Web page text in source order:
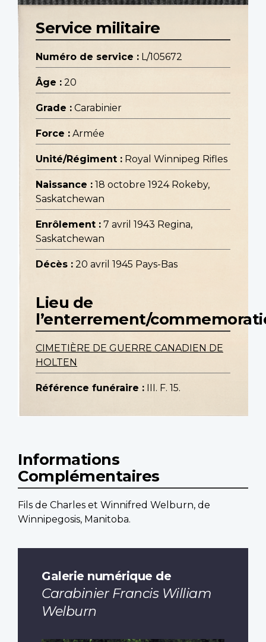
Service militaire
Numéro de service : L/105672
Âge : 20
Grade : Carabinier
Force : Armée
Unité/Régiment : Royal Winnipeg Rifles
Naissance : 18 octobre 1924 Rokeby,
Saskatchewan
Enrôlement : 7 avril 1943 Regina,
Saskatchewan
Décès : 20 avril 1945 Pays-Bas
Lieu de
l’enterrement/
CIMETIÈRE DE GUERRE CANADIEN DE
HOLTEN
Référence funéraire : III. F. 15.
Informations
Complémentaires
Fils de Charles et Winnifred Welburn, de
Winnipegosis, Manitoba.
Galerie numérique de
Carabinier Francis William
Welburn